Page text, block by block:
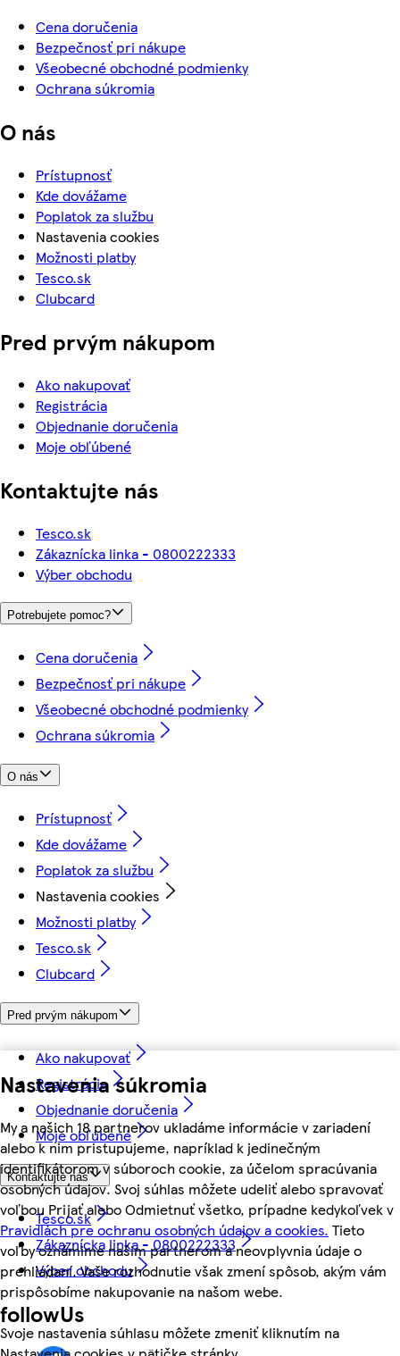
Nastavenia súkromia
My a našich 18 partnerov ukladáme informácie v zariadení
alebo k nim pristupujeme, napríklad k jedinečným
identifikátorom v súboroch cookie, za účelom spracúvania
osobných údajov. Svoj súhlas môžete udeliť alebo spravovať
voľbou Prijať alebo Odmietnuť všetko, prípadne kedykoľvek v
Pravidlách pre ochranu osobných údajov a cookies. Tieto
voľby oznámime našim partnerom a neovplyvnia údaje o
prehliadaní. Vaše rozhodnutie však zmení spôsob, akým vám
prispôsobíme nakupovanie na našom webe.
Svoje nastavenia súhlasu môžete zmeniť kliknutím na
Cena doručenia
Bezpečnosť pri nákupe
Všeobecné obchodné podmienky
Ochrana súkromia
O nás
Prístupnosť
Kde dovážame
Poplatok za službu
Nastavenia cookies
Možnosti platby
Tesco.sk
Clubcard
Pred prvým nákupom
Ako nakupovať
Registrácia
Objednanie doručenia
Moje obľúbené
Kontaktujte nás
Tesco.sk
Zákaznícka linka - 0800222333
Výber obchodu
Potrebujete pomoc?
Cena doručenia
Bezpečnosť pri nákupe
Všeobecné obchodné podmienky
Ochrana súkromia
O nás
Prístupnosť
Kde dovážame
Poplatok za službu
Nastavenia cookies
Možnosti platby
Tesco.sk
Clubcard
Pred prvým nákupom
Ako nakupovať
Registrácia
Objednanie doručenia
Moje obľúbené
Kontaktujte nás
Tesco.sk
Zákaznícka linka - 0800222333
Výber obchodu
followUs